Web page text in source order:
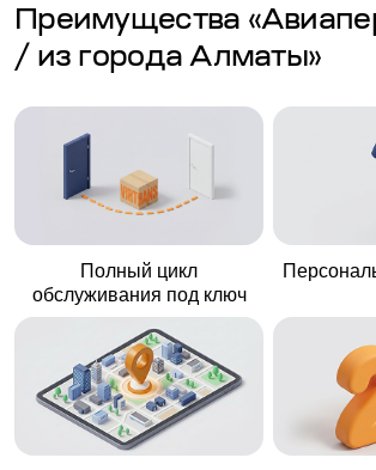
Преимущества
/ из города Алматы»
Полный цикл
обслуживания под ключ